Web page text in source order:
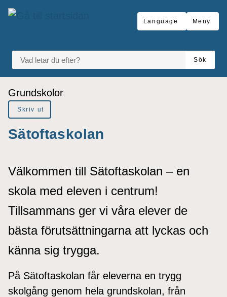
Gå till innehåll
till sidomeny
Language Meny
VAD LETAR DU EFTER?
Sök
Du är här:
Grundskolor
Skriv ut
Sätoftaskolan
Välkommen till Sätoftaskolan – en
skola med eleven i centrum!
Tillsammans ger vi våra elever de
bästa förutsättningarna att lyckas och
känna sig trygga.
På Sätoftaskolan får eleverna en trygg
skolgång genom hela grundskolan, från